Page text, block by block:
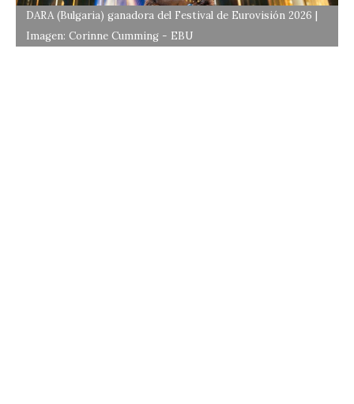
DARA (Bulgaria) ganadora del Festival de Eurovisión 2026 |
Imagen: Corinne Cumming - EBU